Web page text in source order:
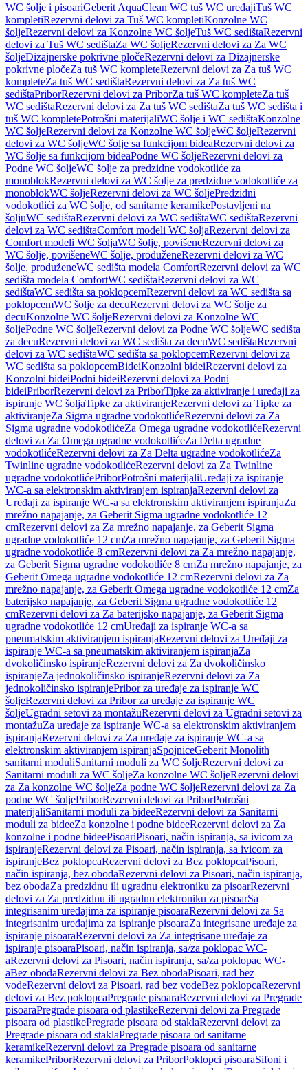
WC šolje i pisoariGeberit AquaClean WC tuš WC uređajiTuš WC
kompletiRezervni delovi za Tuš WC kompletiKonzolne WC
šoljeRezervni delovi za Konzolne WC šoljeTuš WC sedištaRezervni
delovi za Tuš WC sedištaZa WC šoljeRezervni delovi za Za WC
šoljeDizajnerske pokrivne pločeRezervni delovi za Dizajnerske
pokrivne pločeZa tuš WC kompleteRezervni delovi za Za tuš WC
kompleteZa tuš WC sedištaRezervni delovi za Za tuš WC
sedištaPriborRezervni delovi za PriborZa tuš WC kompleteZa tuš
WC sedištaRezervni delovi za Za tuš WC sedištaZa tuš WC sedišta i
tuš WC kompletePotrošni materijaliWC šolje i WC sedištaKonzolne
WC šoljeRezervni delovi za Konzolne WC šoljeWC šoljeRezervni
delovi za WC šoljeWC šolje sa funkcijom bideaRezervni delovi za
WC šolje sa funkcijom bideaPodne WC šoljeRezervni delovi za
Podne WC šoljeWC šolje za predzidne vodokotliće za
monoblokRezervni delovi za WC šolje za predzidne vodokotliće za
monoblokWC šoljeRezervni delovi za WC šoljePredzidni
vodokotlići za WC šolje, od sanitarne keramikePostavljeni na
šoljuWC sedištaRezervni delovi za WC sedištaWC sedištaRezervni
delovi za WC sedištaComfort modeli WC šoljaRezervni delovi za
Comfort modeli WC šoljaWC šolje, povišeneRezervni delovi za
WC šolje, povišeneWC šolje, produženeRezervni delovi za WC
šolje, produženeWC sedišta modela ComfortRezervni delovi za WC
sedišta modela ComfortWC sedištaRezervni delovi za WC
sedištaWC sedišta sa poklopcemRezervni delovi za WC sedišta sa
poklopcemWC šolje za decuRezervni delovi za WC šolje za
decuKonzolne WC šoljeRezervni delovi za Konzolne WC
šoljePodne WC šoljeRezervni delovi za Podne WC šoljeWC sedišta
za decuRezervni delovi za WC sedišta za decuWC sedištaRezervni
delovi za WC sedištaWC sedišta sa poklopcemRezervni delovi za
WC sedišta sa poklopcemBideiKonzolni bideiRezervni delovi za
Konzolni bideiPodni bideiRezervni delovi za Podni
bideiPriborRezervni delovi za PriborTipke za aktiviranje i uređaji za
ispiranje WC šoljaTipke za aktiviranjeRezervni delovi za Tipke za
aktiviranjeZa Sigma ugradne vodokotlićeRezervni delovi za Za
Sigma ugradne vodokotlićeZa Omega ugradne vodokotlićeRezervni
delovi za Za Omega ugradne vodokotlićeZa Delta ugradne
vodokotlićeRezervni delovi za Za Delta ugradne vodokotlićeZa
Twinline ugradne vodokotlićeRezervni delovi za Za Twinline
ugradne vodokotlićePriborPotrošni materijaliUređaji za ispiranje
WC-a sa elektronskim aktiviranjem ispiranjaRezervni delovi za
Uređaji za ispiranje WC-a sa elektronskim aktiviranjem ispiranjaZa
mrežno napajanje, za Geberit Sigma ugradne vodokotliće 12
cmRezervni delovi za Za mrežno napajanje, za Geberit Sigma
ugradne vodokotliće 12 cmZa mrežno napajanje, za Geberit Sigma
ugradne vodokotliće 8 cmRezervni delovi za Za mrežno napajanje,
za Geberit Sigma ugradne vodokotliće 8 cmZa mrežno napajanje, za
Geberit Omega ugradne vodokotliće 12 cmRezervni delovi za Za
mrežno napajanje, za Geberit Omega ugradne vodokotliće 12 cmZa
baterijsko napajanje, za Geberit Sigma ugradne vodokotliće 12
cmRezervni delovi za Za baterijsko napajanje, za Geberit Sigma
ugradne vodokotliće 12 cmUređaji za ispiranje WC-a sa
pneumatskim aktiviranjem ispiranjaRezervni delovi za Uređaji za
ispiranje WC-a sa pneumatskim aktiviranjem ispiranjaZa
dvokoličinsko ispiranjeRezervni delovi za Za dvokoličinsko
ispiranjeZa jednokoličinsko ispiranjeRezervni delovi za Za
jednokoličinsko ispiranjePribor za uređaje za ispiranje WC
šoljeRezervni delovi za Pribor za uređaje za ispiranje WC
šoljeUgradni setovi za montažuRezervni delovi za Ugradni setovi za
montažuZa uređaje za ispiranje WC-a sa elektronskim aktiviranjem
ispiranjaRezervni delovi za Za uređaje za ispiranje WC-a sa
elektronskim aktiviranjem ispiranjaSpojniceGeberit Monolith
sanitarni moduliSanitarni moduli za WC šoljeRezervni delovi za
Sanitarni moduli za WC šoljeZa konzolne WC šoljeRezervni delovi
za Za konzolne WC šoljeZa podne WC šoljeRezervni delovi za Za
podne WC šoljePriborRezervni delovi za PriborPotrošni
materijaliSanitarni moduli za bideeRezervni delovi za Sanitarni
moduli za bideeZa konzolne i podne bideeRezervni delovi za Za
konzolne i podne bideePisoariPisoari, način ispiranja, sa ivicom za
ispiranjeRezervni delovi za Pisoari, način ispiranja, sa ivicom za
ispiranjeBez poklopcaRezervni delovi za Bez poklopcaPisoari,
način ispiranja, bez obodaRezervni delovi za Pisoari, način ispiranja,
bez obodaZa predzidnu ili ugradnu elektroniku za pisoarRezervni
delovi za Za predzidnu ili ugradnu elektroniku za pisoarSa
integrisanim uređajima za ispiranje pisoaraRezervni delovi za Sa
integrisanim uređajima za ispiranje pisoaraZa integrisane uređaje za
ispiranje pisoaraRezervni delovi za Za integrisane uređaje za
ispiranje pisoaraPisoari, način ispiranja, sa/za poklopac WC-
aRezervni delovi za Pisoari, način ispiranja, sa/za poklopac WC-
aBez obodaRezervni delovi za Bez obodaPisoari, rad bez
vodeRezervni delovi za Pisoari, rad bez vodeBez poklopcaRezervni
delovi za Bez poklopcaPregrade pisoaraRezervni delovi za Pregrade
pisoaraPregrade pisoara od plastikeRezervni delovi za Pregrade
pisoara od plastikePregrade pisoara od staklaRezervni delovi za
Pregrade pisoara od staklaPregrade pisoara od sanitarne
keramikeRezervni delovi za Pregrade pisoara od sanitarne
keramikePriborRezervni delovi za PriborPoklopci pisoaraSifoni i